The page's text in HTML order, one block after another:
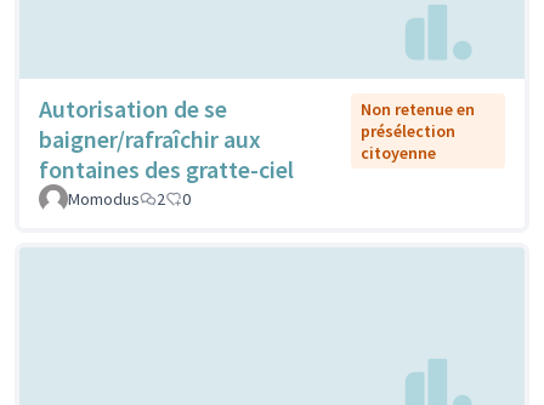
Autorisation de se
baigner/rafraîchir aux
fontaines des gratte-ciel
Non retenue en
présélection
citoyenne
Momodus 2 0